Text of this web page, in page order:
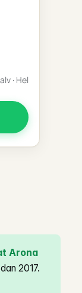
· Hel
Arona
2017.